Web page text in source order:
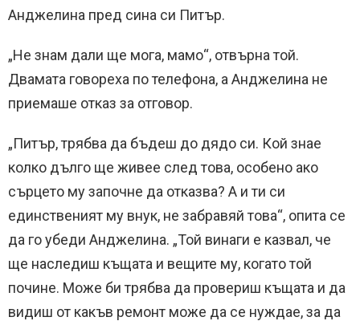
Анджелина пред сина си Питър.
„Не знам дали ще мога, мамо“, отвърна той.
Двамата говореха по телефона, а Анджелина не
приемаше отказ за отговор.
„Питър, трябва да бъдеш до дядо си. Кой знае
колко дълго ще живее след това, особено ако
сърцето му започне да отказва? А и ти си
единственият му внук, не забравяй това“, опита се
да го убеди Анджелина. „Той винаги е казвал, че
ще наследиш къщата и вещите му, когато той
почине. Може би трябва да провериш къщата и да
видиш от какъв ремонт може да се нуждае, за да